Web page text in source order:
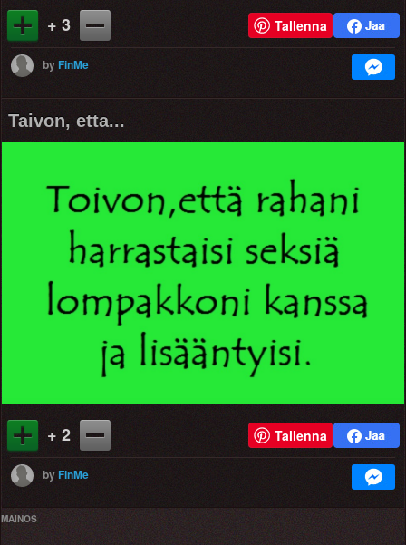
+ 3 Tallenna
byFinMe
Taivon, etta...
+ 2 Tallenna
byFinMe
MAINOS